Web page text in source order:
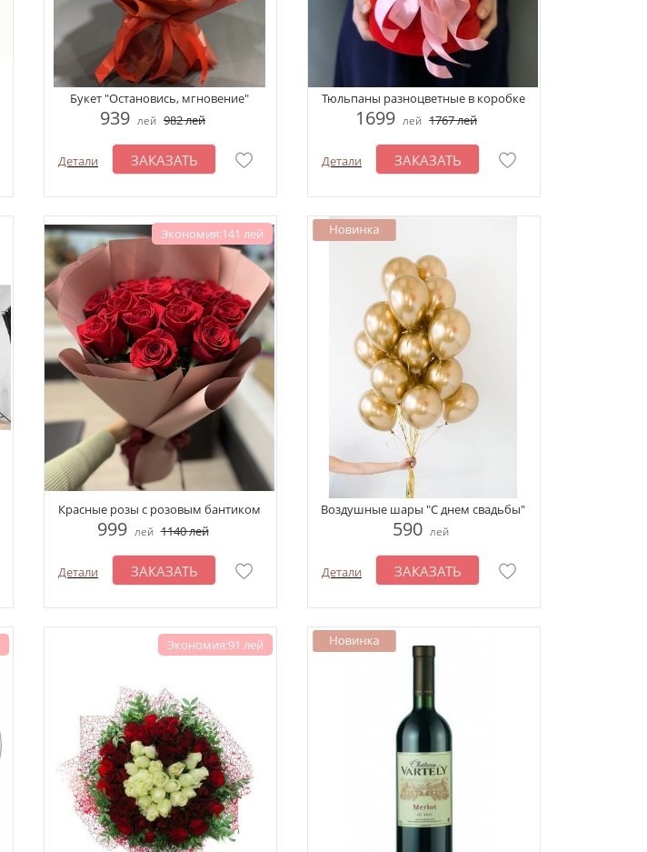
Букет "Остановись, мгновение"
939 лей 982лей
Детали ЗАКАЗАТЬ
Тюльпаны разноцветные в коробке
1699 лей 1767лей
Детали ЗАКАЗАТЬ
Экономия:141 лей
Красные розы с розовым бантиком
999 лей 1140лей
Детали ЗАКАЗАТЬ
Воздушные шары "С днем свадьбы"
590 лей
Детали ЗАКАЗАТЬ
Экономия:91 лей